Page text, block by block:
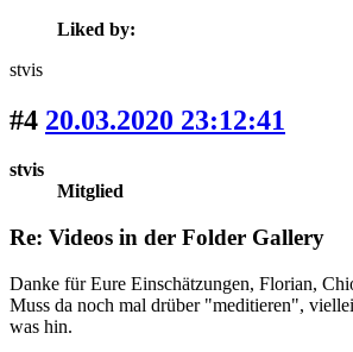
Liked by:
stvis
#4 20.03.2020 23:12:41
stvis
Mitglied
Re: Videos in der Folder Gallery
Danke für Eure Einschätzungen, Florian,
Muss da noch mal drüber "meditieren",
was hin.